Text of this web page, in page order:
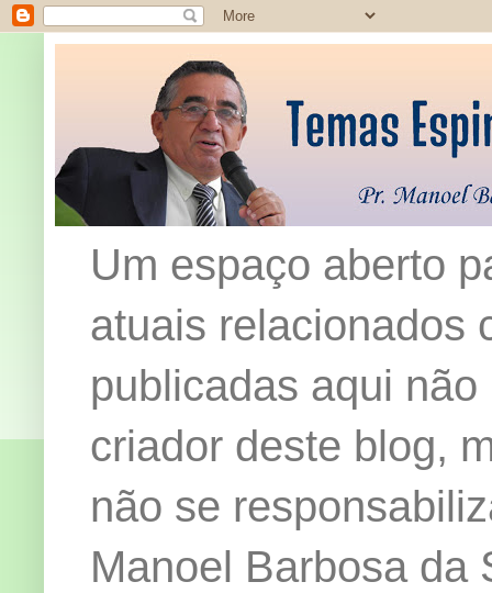
Um espaço aberto
atuais relacionados
publicadas aqui
criador deste blog,
não se
Manoel Barbosa da